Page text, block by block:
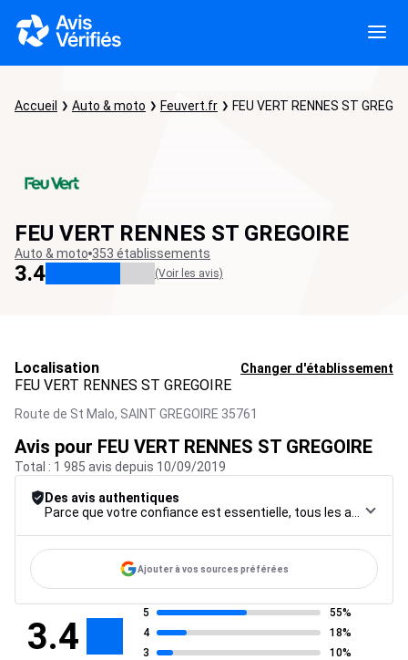
Accueil Auto & moto Feuvert.fr FEU VERT RENNES ST
FEU VERT RENNES ST GREGOIRE
Auto & moto 353 établissements
3.4 (Voir les avis)
Localisation Changer d'établissement
FEU VERT RENNES ST GREGOIRE
Route de St Malo, SAINT GREGOIRE 35761
Avis pour FEU VERT RENNES ST GREGOIRE
Total : 1 985 avis depuis 10/09/2019
Des avis authentiques
Ajouter à vos sources préférées
3.4
5
55%
4
18%
3
10%